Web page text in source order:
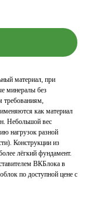
материал, при
минералы без
требованиям,
как материал
Небольшой вес
нагрузок разной
Конструкции из
лёгкий фундамент.
ВКБлока в
по доступной цене с